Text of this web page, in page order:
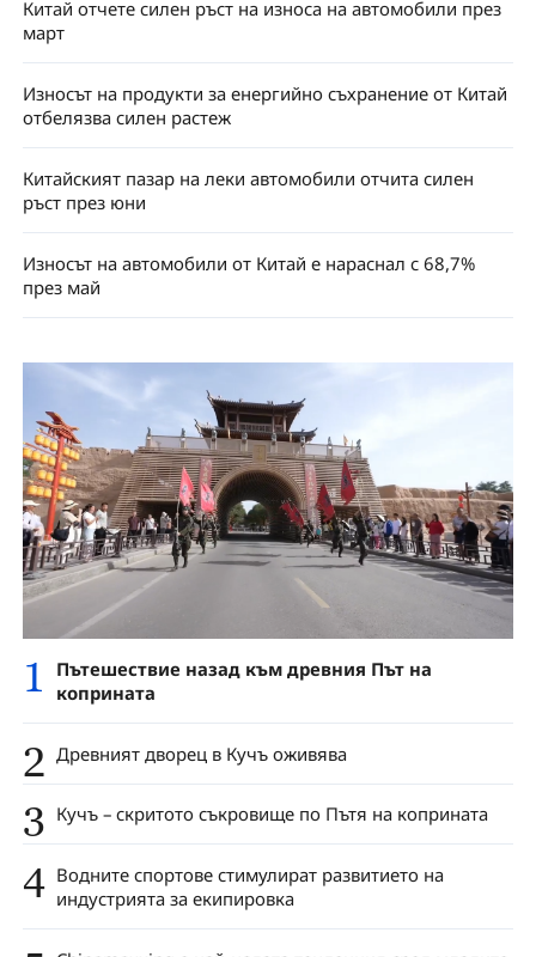
Китай отчете силен ръст на износа на автомобили през
март
Износът на продукти за енергийно съхранение от Китай
отбелязва силен растеж
Китайският пазар на леки автомобили отчита силен
ръст през юни
Износът на автомобили от Китай е нараснал с 68,7%
през май
1
Пътешествие назад към древния Път на
коприната
2 Древният дворец в Кучъ оживява
3 Кучъ – скритото съкровище по Пътя на коприната
4 Водните спортове стимулират развитието на
индустрията за екипировка